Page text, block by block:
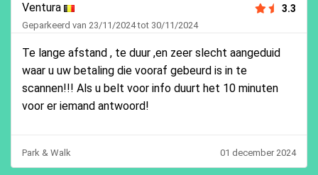
Ventura 3.3
Geparkeerd van 23/11/2024 tot 30/11/2024
Te lange afstand , te duur ,en zeer slecht aangeduid
waar u uw betaling die vooraf gebeurd is in te
scannen!!! Als u belt voor info duurt het 10 minuten
voor er iemand antwoord!
Park & Walk 01 december 2024